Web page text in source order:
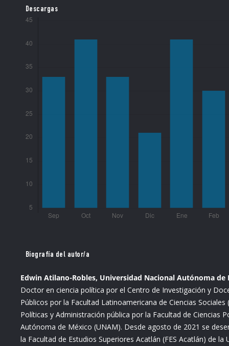
Descargas
Biografía del autor/a
Edwin Atilano-Robles, Universidad Nacional Autónoma
Doctor en ciencia política por el Centro de Investigación y
Públicos por la Facultad Latinoamericana de Ciencias
Políticas y Administración pública por la Facultad de Ciencias
Autónoma de México (UNAM). Desde agosto de 2021 se
la Facultad de Estudios Superiores Acatlán (FES Acatlán) de